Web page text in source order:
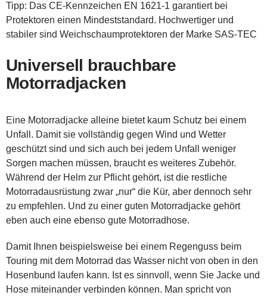
Tipp: Das CE-Kennzeichen EN 1621-1 garantiert bei
Protektoren einen Mindeststandard. Hochwertiger und
stabiler sind Weichschaumprotektoren der Marke SAS-TEC
Universell brauchbare
Motorradjacken
Eine Motorradjacke alleine bietet kaum Schutz bei einem
Unfall. Damit sie vollständig gegen Wind und Wetter
geschützt sind und sich auch bei jedem Unfall weniger
Sorgen machen müssen, braucht es weiteres Zubehör.
Während der Helm zur Pflicht gehört, ist die restliche
Motorradausrüstung zwar „nur“ die Kür, aber dennoch sehr
zu empfehlen. Und zu einer guten Motorradjacke gehört
eben auch eine ebenso gute Motorradhose.
Damit Ihnen beispielsweise bei einem Regenguss beim
Touring mit dem Motorrad das Wasser nicht von oben in den
Hosenbund laufen kann. Ist es sinnvoll, wenn Sie Jacke und
Hose miteinander verbinden können. Man spricht von